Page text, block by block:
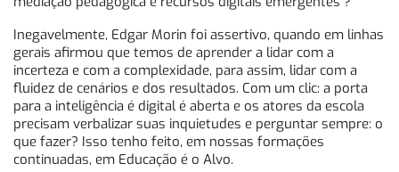
Inegavelmente, Edgar Morin foi assertivo, quando em linhas
gerais afirmou que temos de aprender a lidar com a
incerteza e com a complexidade, para assim, lidar com a
fluidez de cenários e dos resultados. Com um clic: a porta
para a inteligência é digital é aberta e os atores da escola
precisam verbalizar suas inquietudes e perguntar sempre: o
que fazer? Isso tenho feito, em nossas formações
continuadas, em Educação é o Alvo.